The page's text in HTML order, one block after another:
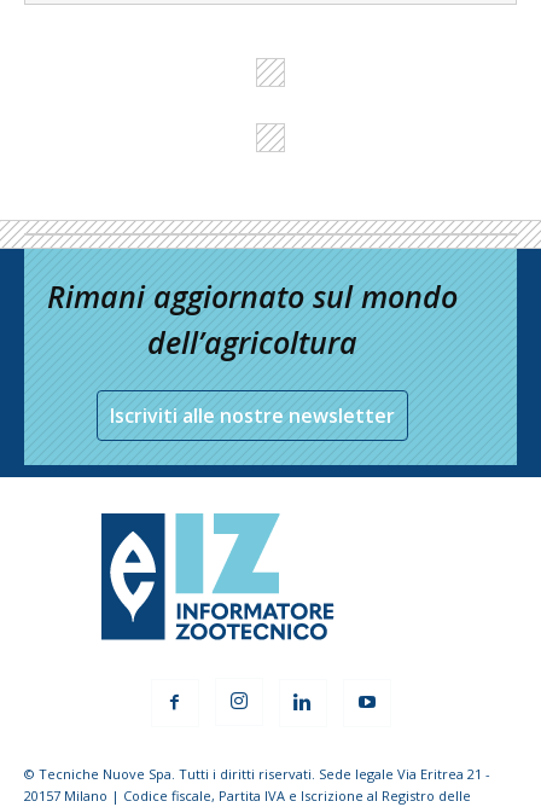
Rimani aggiornato sul mondo
dell’agricoltura
Iscriviti alle nostre newsletter
© Tecniche Nuove Spa. Tutti i diritti riservati. Sede legale Via Eritrea 21 -
20157 Milano | Codice fiscale, Partita IVA e Iscrizione al Registro delle